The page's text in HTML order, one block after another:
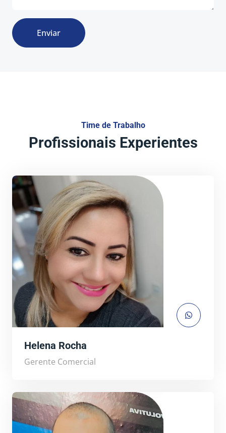
Enviar
Time de Trabalho
Profissionais Experientes
Helena Rocha
Gerente Comercial